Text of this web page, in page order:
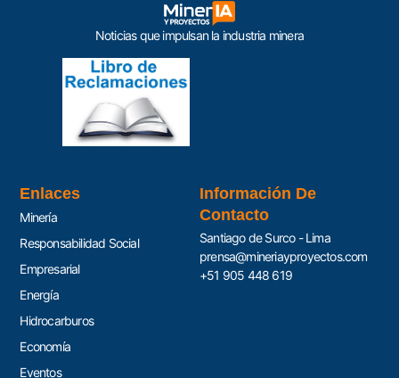
Noticias que impulsan la industria minera
Enlaces
Minería
Responsabilidad Social
Empresarial
Energía
Hidrocarburos
Economía
Eventos
Información De
Contacto
Santiago de Surco - Lima
prensa@mineriayproyectos.com
+51 905 448 619